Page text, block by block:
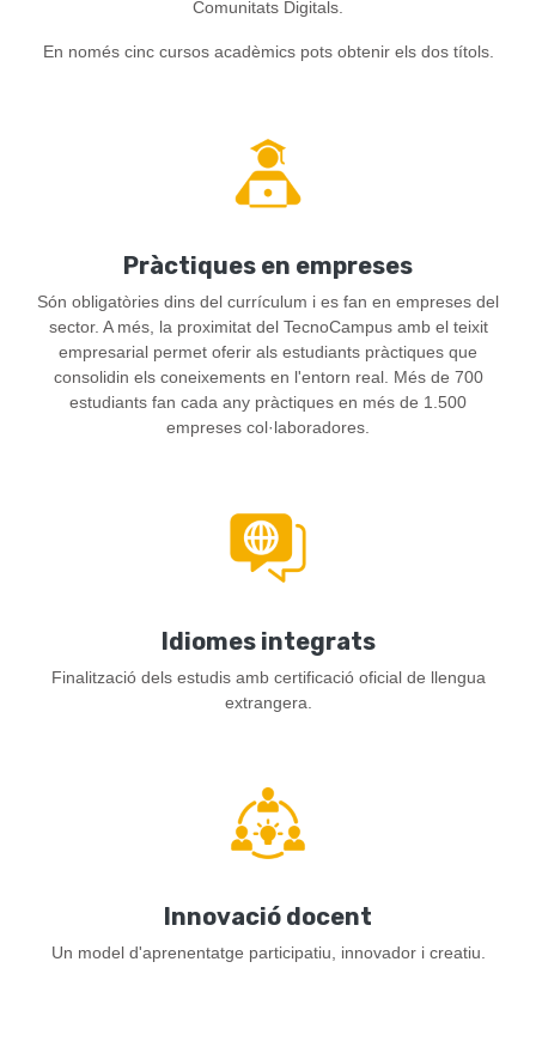
Comunitats Digitals.
En només cinc cursos acadèmics pots obtenir els dos títols.
Pràctiques en empreses
Són obligatòries dins del currículum i es fan en empreses del
sector. A més, la proximitat del TecnoCampus amb el teixit
empresarial permet oferir als estudiants pràctiques que
consolidin els coneixements en l'entorn real. Més de 700
estudiants fan cada any pràctiques en més de 1.500
empreses col·laboradores.
Idiomes integrats
Finalització dels estudis amb certificació oficial de llengua
extrangera.
Innovació docent
Un model d'aprenentatge participatiu, innovador i creatiu.